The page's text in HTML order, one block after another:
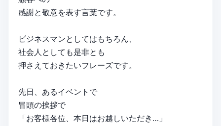
感謝と敬意を表す言葉です。
ビジネスマンとしてはもちろん、
社会人としても是非とも
押さえておきたいフレーズです。
先日、あるイベントで
冒頭の挨拶で
「お客様各位、本日はお越しいただき…」